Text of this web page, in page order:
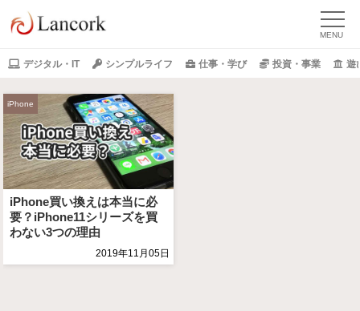
デジタル・IT シンプルライフ 仕事・学び 投資・事業 遊
iPhone
iPhone買い換えは本当に必
要？iPhone11シリーズを買
わない3つの理由
2019年11月05日